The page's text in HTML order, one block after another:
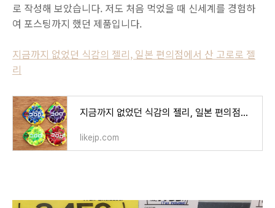
로 작성해 보았습니다. 저도 처음 먹었을 때 신세계를 경험하
여 포스팅까지 했던 제품입니다.
지금까지 없었던 식감의 젤리, 일본 편의점에서 산 고로로 젤
리
지금까지 없었던 식감의 젤리, 일본 편의점에서 산 고로로 젤리
likejp.com